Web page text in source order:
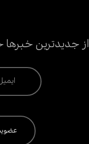
از جدیدترین خبرها